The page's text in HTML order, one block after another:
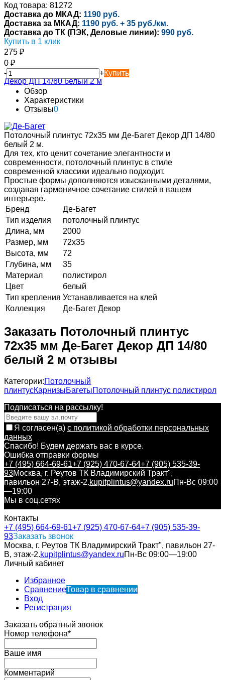
Код товара: 81272
Доставка до МКАД: 1190 руб.
Доставка за МКАД: 1190 руб. + 35 руб./км.
Доставка до ТК (ПЭК, Деловые линии): 990 руб.
Купить в 1 клик
275 ₽
0 ₽
-
+Купить
Обзор
Характеристики
Отзывы0
Потолочный плинтус 72х35 мм Де-Багет Декор ДП 14/80
белый 2 м.
Для тех, кто ценит сочетание элегантности и
современности, потолочный плинтус в стиле
современной классики идеально подходит.
Простые формы дополняются изысканными деталями,
создавая гармоничное сочетание стилей в вашем
интерьере.
Бренд
Де-Багет
Тип изделия
потолочный плинтус
Длина, мм
2000
Размер, мм
72х35
Высота, мм
72
Глубина, мм
35
Материал
полистирол
Цвет
белый
Тип крепления Устанавливается на клей
Коллекция
Де-Багет Декор
Заказать Потолочный плинтус
72х35 мм Де-Багет Декор ДП 14/80
белый 2 м отзывы
Категории:Потолочный
плинтусКарнизыБагетыПотолочный плинтус полистирол
Подписаться на рассылкy!
Я согласен(a) с политикой обработки персональных
данных
Спасибо! Будем держать вас в курсе.
Ошибка отправки формы
+7 (495) 664-69-61+7 (925) 470-67-64+7 (905) 535-39-
93Москва, г. Реутов ТК Владимирский Тракт",
павильон 27-В, этаж-2.kupitplintus@yandex.ruПн-Вс 09:00
—19:00
Мы в соц.сетях
Контакты
+7 (495) 664-69-61+7 (925) 470-67-64+7 (905) 535-39-
93Заказать звонок
Москва, г. Реутов ТК Владимирский Тракт", павильон 27-
В, этаж-2.kupitplintus@yandex.ruПн-Вс 09:00—19:00
Личный кабинет
Избранное
СравнениеТовар в сравнении
Вход
Регистрация
Заказать обратный звонок
Номер телефона*
Ваше имя
Комментарий